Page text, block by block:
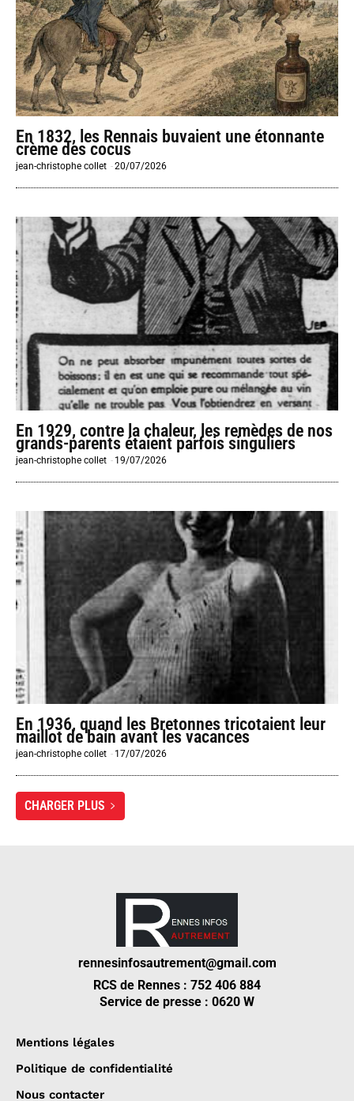
En 1832, les Rennais buvaient une étonnante
crème des cocus
jean-christophe collet -20/07/2026
En 1929, contre la chaleur, les remèdes de nos
grands-parents étaient parfois singuliers
jean-christophe collet - 19/07/2026
En 1936, quand les Bretonnes tricotaient leur
maillot de bain avant les vacances
jean-christophe collet - 17/07/2026
CHARGER PLUS
rennesinfosautrement@gmail.com
RCS de Rennes : 752 406 884
Service de presse : 0620 W
Mentions légales
Politique de confidentialité
Nous contacter